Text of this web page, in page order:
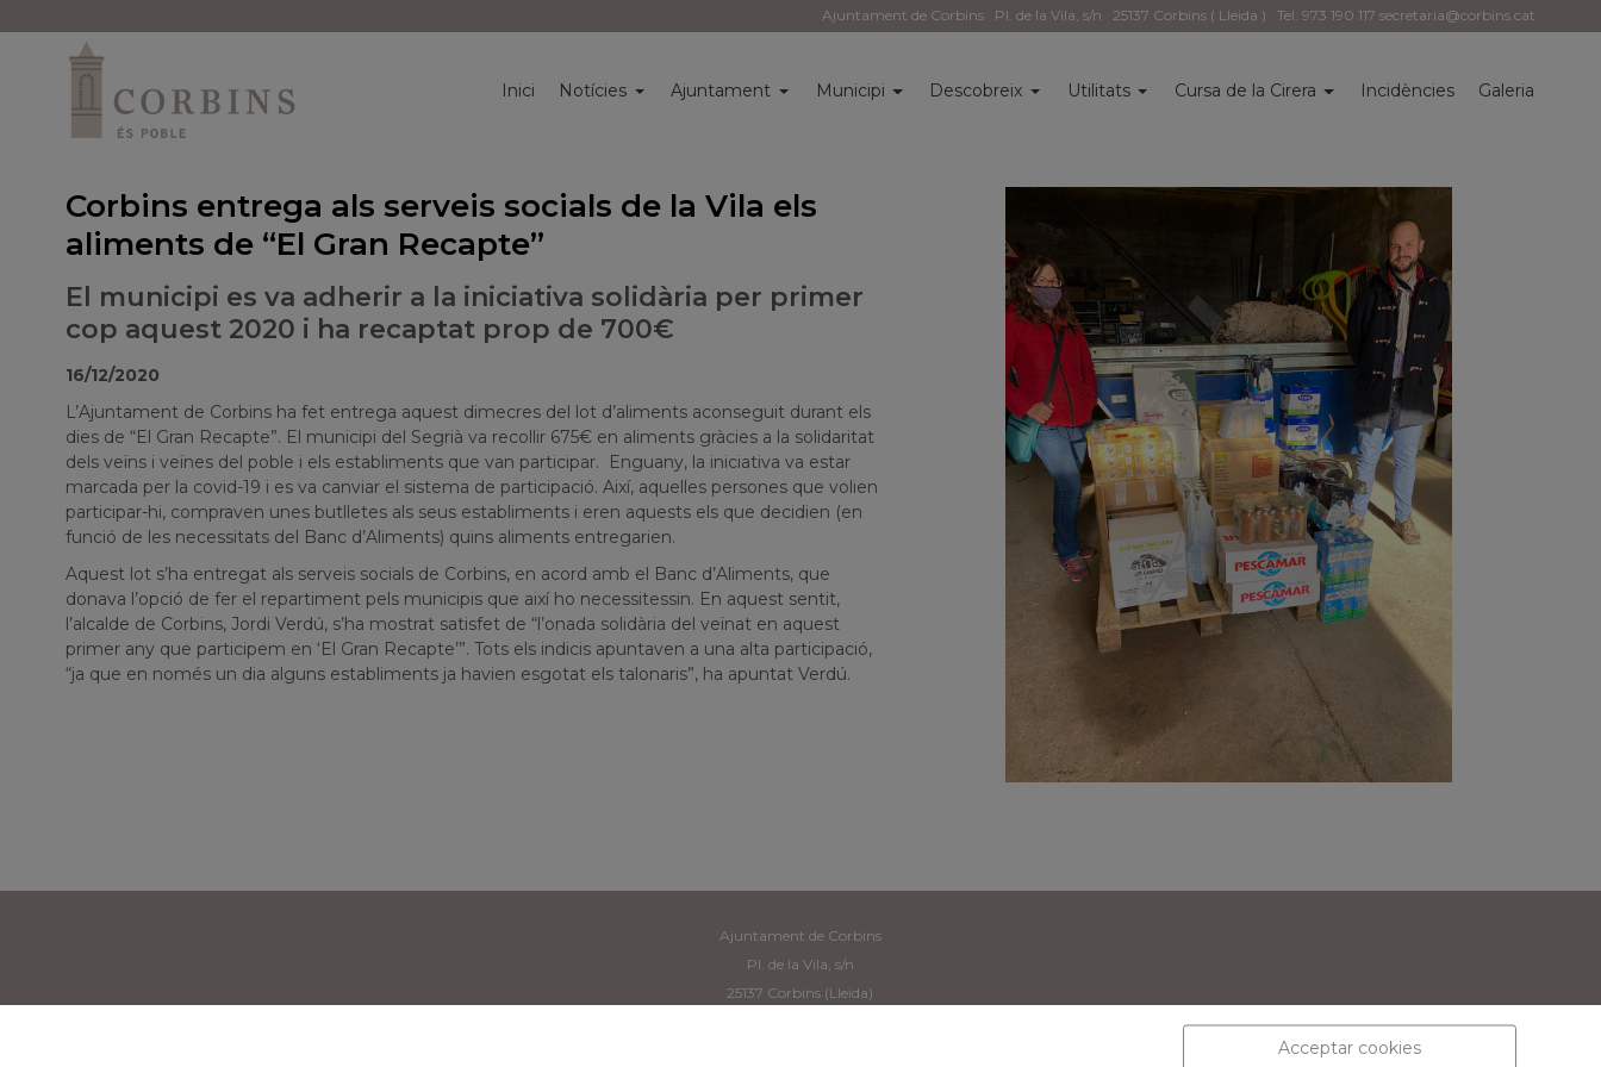
Ajuntament de Corbins Pl. de la Vila, s/n 25137 Corbins ( Lleida ) Tel: 973 190 117 secretaria@corbins.cat
Inici Notícies Ajuntament Municipi Descobreix Utilitats Cursa de la Cirera Incidències Galeria
Corbins entrega als serveis socials de la Vila els
aliments de “El Gran Recapte”
El municipi es va adherir a la iniciativa solidària per primer
cop aquest 2020 i ha recaptat prop de 700€
16/12/2020
L’Ajuntament de Corbins ha fet entrega aquest dimecres del lot d’aliments aconseguit durant els
dies de “El Gran Recapte”. El municipi del Segrià va recollir 675€ en aliments gràcies a la solidaritat
dels veïns i veïnes del poble i els establiments que van participar. Enguany, la iniciativa va estar
marcada per la covid-19 i es va canviar el sistema de participació. Així, aquelles persones que volien
participar-hi, compraven unes butlletes als seus establiments i eren aquests els que decidien (en
funció de les necessitats del Banc d’Aliments) quins aliments entregarien.
Aquest lot s’ha entregat als serveis socials de Corbins, en acord amb el Banc d’Aliments, que
donava l’opció de fer el repartiment pels municipis que així ho necessitessin. En aquest sentit,
l’alcalde de Corbins, Jordi Verdú, s’ha mostrat satisfet de “l’onada solidària del veïnat en aquest
primer any que participem en ‘El Gran Recapte’”. Tots els indicis apuntaven a una alta participació,
“ja que en només un dia alguns establiments ja havien esgotat els talonaris”, ha apuntat Verdú.
Ajuntament de Corbins
Pl. de la Vila, s/n
25137 Corbins (Lleida)
Acceptar cookies